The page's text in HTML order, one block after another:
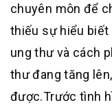
chuyên môn để
thiếu sự hiểu biết
ung thư và cách
thư đang tăng
được.Trước tình